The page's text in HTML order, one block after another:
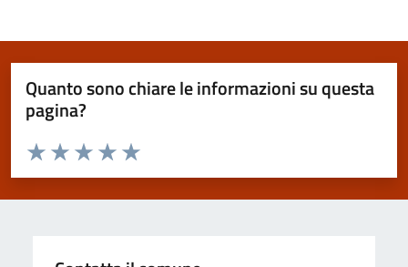
Quanto sono chiare le informazioni su questa
pagina?
Valuta da 1 a 5 stelle la pagina
Valuta 5 stelle su 5
Valuta 4 stelle su 5
Valuta 3 stelle su 5
Valuta 2 stelle su 5
Valuta 1 stelle su 5